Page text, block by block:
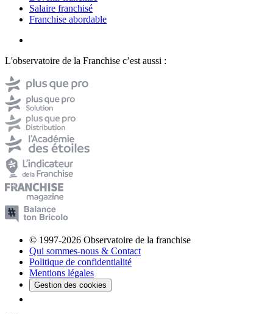
Salaire franchisé
Franchise abordable
L'observatoire de la Franchise c’est aussi :
© 1997-2026 Observatoire de la franchise
Qui sommes-nous & Contact
Politique de confidentialité
Mentions légales
Gestion des cookies